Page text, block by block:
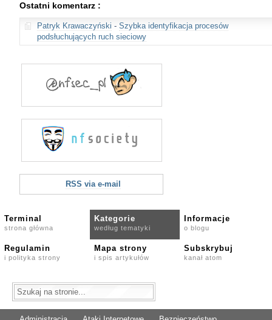
Ostatni komentarz :
Patryk Krawaczyński - Szybka identyfikacja procesów
podsłuchujących ruch sieciowy
RSS via e-mail
Terminal
strona główna
Kategorie
według tematyki
Informacje
o blogu
Regulamin
i polityka strony
Mapa strony
i spis artykułów
Subskrybuj
kanał atom